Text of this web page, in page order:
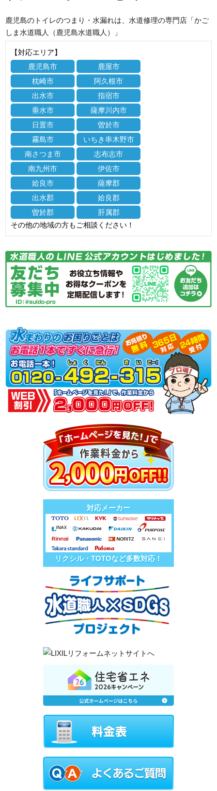
鹿児島のトイレのつまり・水漏れは、水道修理の専門店「かご
しま水道職人（鹿児島水道職人）」
【対応エリア】
鹿児島市
鹿屋市
枕崎市
阿久根市
出水市
指宿市
垂水市
薩摩川内市
日置市
曽於市
霧島市
いちき串木野市
南さつま市
志布志市
南九州市
伊佐市
姶良市
薩摩郡
出水郡
姶良郡
曽於郡
肝属郡
その他の地域の方もご相談ください！
対応メーカー
リクシル・TOTOなど多数対応！